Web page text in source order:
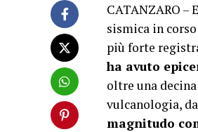
CATANZARO –
sismica in
più forte
ha avuto
oltre una
vulcanologia,
magnitudo